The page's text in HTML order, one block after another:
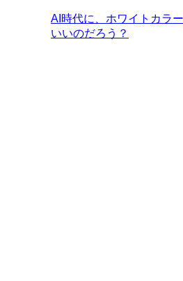
AI時代に、ホワイトカラ
いいのだろう？